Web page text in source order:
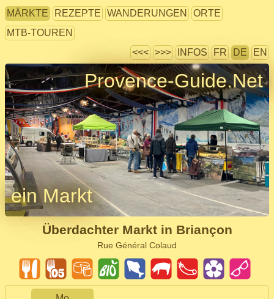
MÄRKTE REZEPTE WANDERUNGEN
ORTE
MTB-TOUREN
<<< >>> INFOS FR DE EN
Provence-Guide.Net
ein Markt
Überdachter Markt in Briançon
Rue Général Colaud